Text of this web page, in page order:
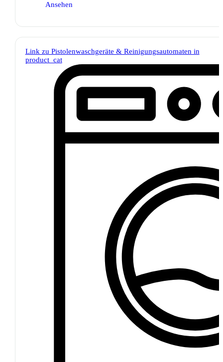
Ansehen
Link zu Pistolenwaschgeräte & Reinigungsautomaten in
product_cat